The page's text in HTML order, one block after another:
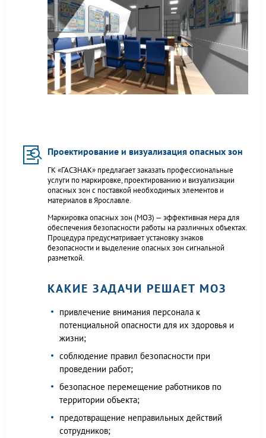
Проектирование и визуализация опасных зон
ГК «ГАСЗНАК» предлагает заказать профессиональные
услуги по маркировке, проектированию и визуализации
опасных зон с поставкой необходимых элементов и
материалов в Ярославле.
Маркировка опасных зон (МОЗ) — эффективная мера для
обеспечения безопасности работы на различных объектах.
Процедура предусматривает установку знаков
безопасности и выделение опасных зон сигнальной
разметкой.
КАКИЕ ЗАДАЧИ РЕШАЕТ МОЗ
привлечение внимания персонала к
потенциальной опасности для их здоровья и
жизни;
соблюдение правил безопасности при
проведении работ;
безопасное перемещение работников по
территории объекта;
предотвращение неправильных действий
сотрудников;